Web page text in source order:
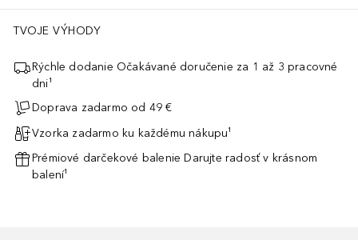
TVOJE VÝHODY
Rýchle dodanie Očakávané doručenie za 1 až 3 pracovné
dni¹
Doprava zadarmo od 49 €
Vzorka zadarmo ku každému nákupu¹
Prémiové darčekové balenie Darujte radosť v krásnom
balení¹